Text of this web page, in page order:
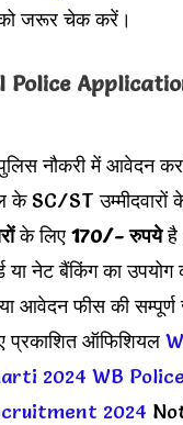
जरूर चेक करें।
Police
नौकरी में आवेदन
के SC/ST उम्मीदवारों
के लिए170/- रुपये
या नेट बैंकिंग का
आवेदन फीस की सम्पूर्ण
प्रकाशित ऑफिशियल
2024 WB
2024